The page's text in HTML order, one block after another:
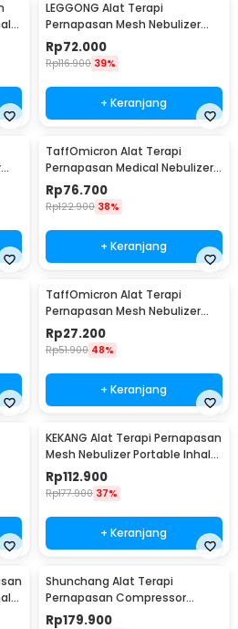
LEGGONG Alat Terapi
Pernapasan Mesh Nebulizer
Portable Inhaler Plug In - HSK-
W005
Rp72.000
Rp116.900 39%
+ Keranjang
TaffOmicron Alat Terapi
Pernapasan Medical Nebulizer
Inhaler Atomizer - JSL-W309
Rp76.700
Rp122.900 38%
+ Keranjang
TaffOmicron Alat Terapi
Pernapasan Mesh Nebulizer
Inhaler Atomizer Baterai
Rechargeable - JSL-W302
Rp27.200
Rp51.900 48%
+ Keranjang
KEKANG Alat Terapi Pernapasan
Mesh Nebulizer Portable Inhaler
Atomizer Rechargeable - KE-
N11
Rp112.900
Rp177.900 37%
+ Keranjang
Shunchang Alat Terapi
Pernapasan Compressor
Nebulizer Inhaler Atomizer -
Rp179.900